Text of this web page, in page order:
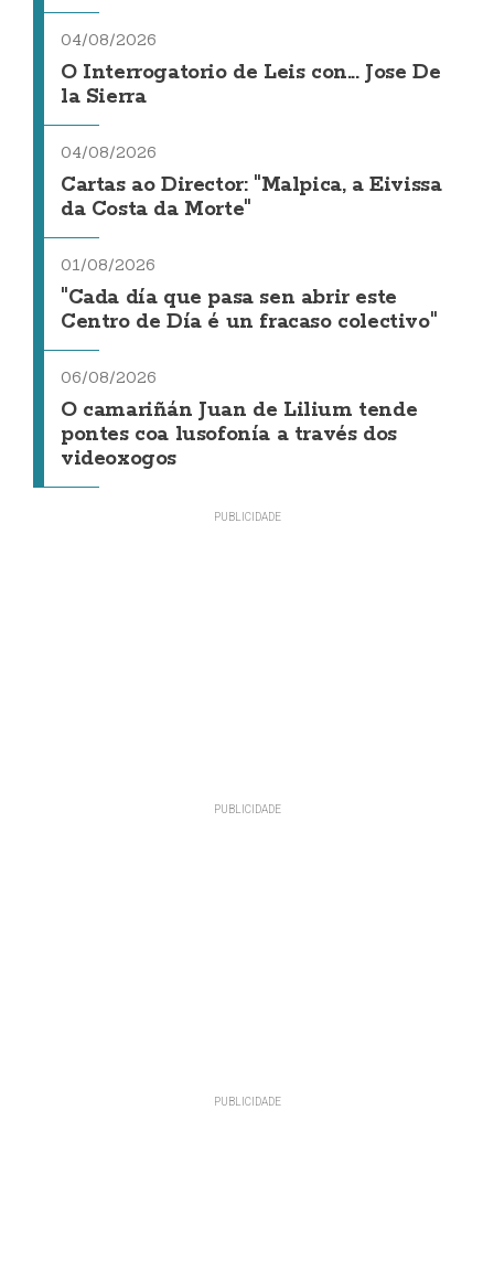
04/08/2026
O Interrogatorio de Leis con... Jose De
la Sierra
04/08/2026
Cartas ao Director: "Malpica, a Eivissa
da Costa da Morte"
01/08/2026
"Cada día que pasa sen abrir este
Centro de Día é un fracaso colectivo"
06/08/2026
O camariñán Juan de Lilium tende
pontes coa lusofonía a través dos
videoxogos